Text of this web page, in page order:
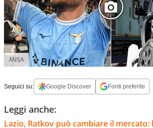
ANSA
Seguici su: Google Discover Fonti preferite
Leggi anche:
Lazio, Ratkov può cambiare il mercato: